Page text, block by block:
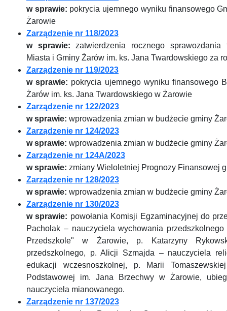
w sprawie: pokrycia ujemnego wyniku finansowego
Żarowie
Zarządzenie nr 118/2023
w sprawie:zatwierdzenia rocznego
Miasta i Gminy Żarów im. ks. Jana Twardowskiego za
Zarządzenie nr 119/2023
w sprawie: pokrycia ujemnego wyniku finansowego
Żarów im. ks. Jana Twardowskiego w Żarowie
Zarządzenie nr 122/2023
w sprawie: wprowadzenia zmian w budżecie gminy
Zarządzenie nr 124/2023
w sprawie: wprowadzenia zmian w budżecie gminy
Zarządzenie nr 124A/2023
w sprawie: zmiany Wieloletniej Prognozy Finansowej
Zarządzenie nr 128/2023
w sprawie: wprowadzenia zmian w budżecie gminy
Zarządzenie nr 130/2023
w sprawie: powołania Komisji Egzaminacyjnej do
Pacholak – nauczyciela wychowania
Przedszkole" w Żarowie, p. Katarzyny
przedszkolnego, p. Alicji Szmajda – nauczyciela
edukacji wczesnoszkolnej, p. Marii
Podstawowej im. Jana Brzechwy w Żarowie,
nauczyciela mianowanego.
Zarządzenie nr 137/2023